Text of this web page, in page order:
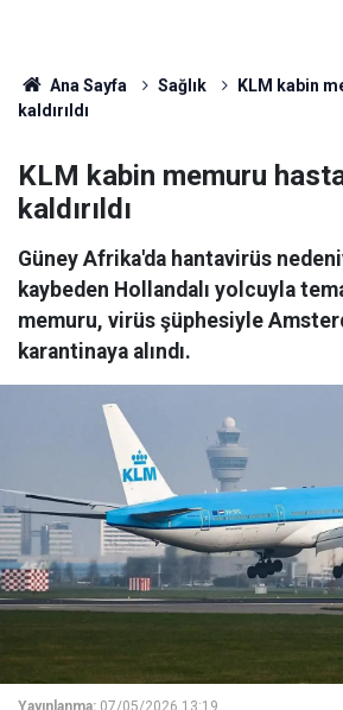
Ana Sayfa Sağlık
KLM kabin
kaldırıldı
KLM kabin memuru
kaldırıldı
Güney Afrika'da hantavirüs
kaybeden Hollandalı yolcuyla
memuru, virüs şüphesiyle
karantinaya alındı.
Yayınlanma: 07/05/2026 13:19